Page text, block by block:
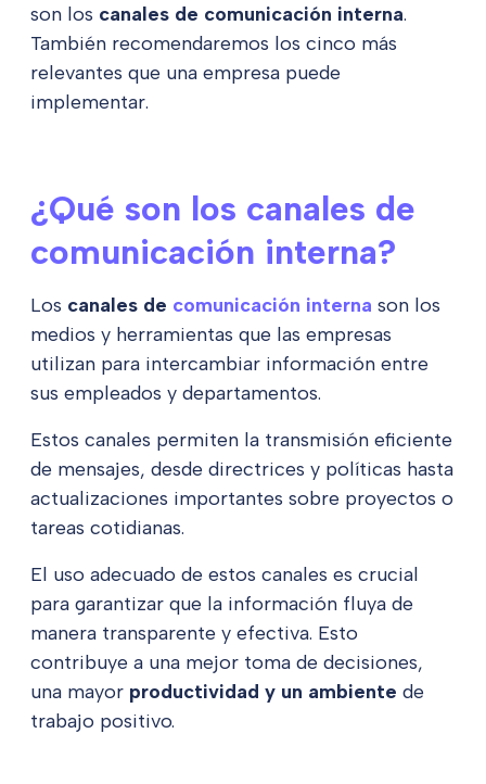
son los canales de comunicación interna.
También recomendaremos los cinco más
relevantes que una empresa puede
implementar.
¿Qué son los canales de
comunicación interna?
Los canales de comunicación interna son los
medios y herramientas que las empresas
utilizan para intercambiar información entre
sus empleados y departamentos.
Estos canales permiten la transmisión eficiente
de mensajes, desde directrices y políticas hasta
actualizaciones importantes sobre proyectos o
tareas cotidianas.
El uso adecuado de estos canales es crucial
para garantizar que la información fluya de
manera transparente y efectiva. Esto
contribuye a una mejor toma de decisiones,
una mayor productividad y un ambiente de
trabajo positivo.